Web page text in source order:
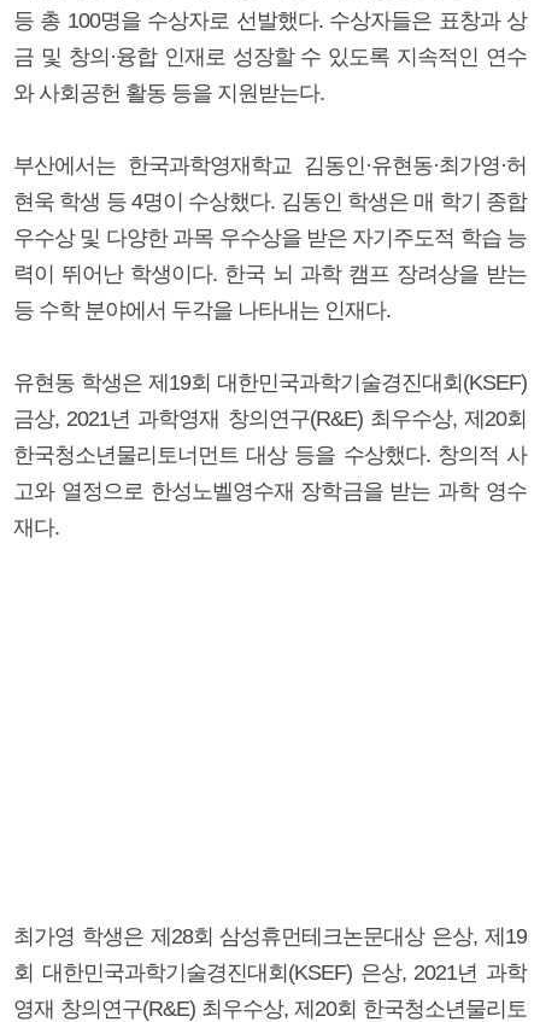
등 총 100명을 수상자로 선발했다. 수상자들은 표창과 상
금 및 창의·융합 인재로 성장할 수 있도록 지속적인 연수
와 사회공헌 활동 등을 지원받는다.
부산에서는 한국과학영재학교 김동인·유현동·최가영·허
현욱 학생 등 4명이 수상했다. 김동인 학생은 매 학기 종합
우수상 및 다양한 과목 우수상을 받은 자기주도적 학습 능
력이 뛰어난 학생이다. 한국 뇌 과학 캠프 장려상을 받는
등 수학 분야에서 두각을 나타내는 인재다.
유현동 학생은 제19회 대한민국과학기술경진대회(KSEF)
금상, 2021년 과학영재 창의연구(R&E) 최우수상, 제20회
한국청소년물리토너먼트 대상 등을 수상했다. 창의적 사
고와 열정으로 한성노벨영수재 장학금을 받는 과학 영수
재다.
최가영 학생은 제28회 삼성휴먼테크논문대상 은상, 제19
회 대한민국과학기술경진대회(KSEF) 은상, 2021년 과학
영재 창의연구(R&E) 최우수상, 제20회 한국청소년물리토